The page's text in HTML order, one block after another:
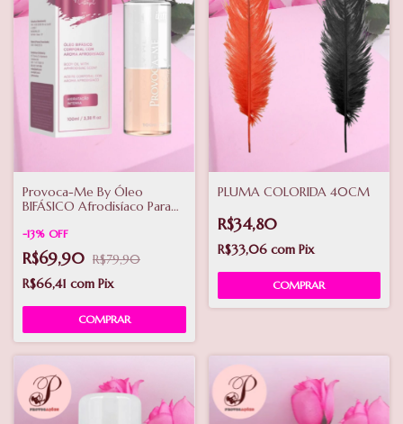
Provoca-Me By Óleo
BIFÁSICO Afrodisíaco Para
-13% OFF
R$69,90 R$79,90
R$66,41 com Pix
PLUMA COLORIDA 40CM
R$34,80
R$33,06 com Pix
COMPRAR